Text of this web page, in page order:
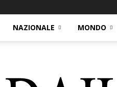
NAZIONALE MONDO